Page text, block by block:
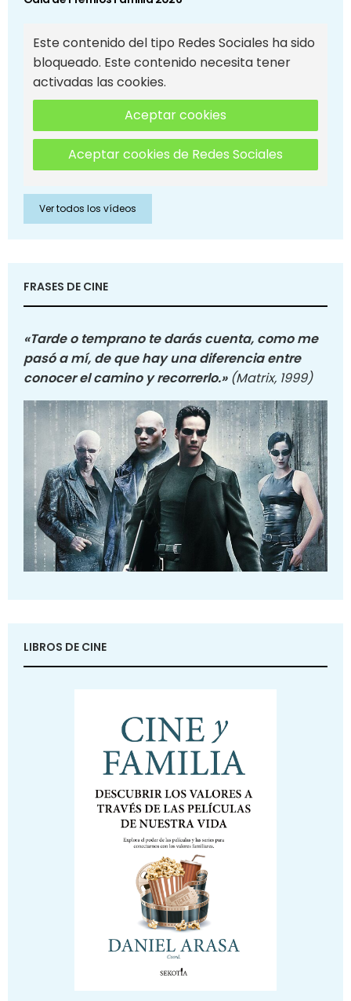
Este contenido del tipo Redes Sociales ha sido
bloqueado. Este contenido necesita tener
activadas las cookies.
Aceptar cookies
Aceptar cookies de Redes Sociales
Ver todos los vídeos
FRASES DE CINE
«Tarde o temprano te darás cuenta, como me
pasó a mí, de que hay una diferencia entre
conocer el camino y recorrerlo.» (Matrix, 1999)
LIBROS DE CINE